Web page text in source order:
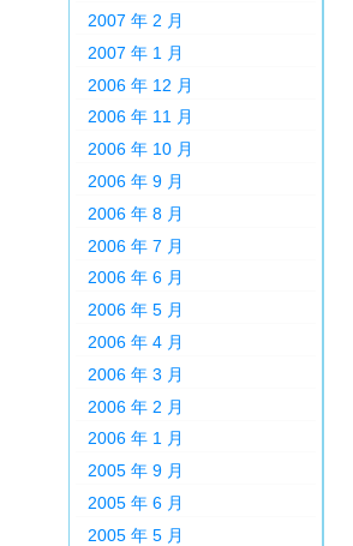
2007 年 2 月
2007 年 1 月
2006 年 12 月
2006 年 11 月
2006 年 10 月
2006 年 9 月
2006 年 8 月
2006 年 7 月
2006 年 6 月
2006 年 5 月
2006 年 4 月
2006 年 3 月
2006 年 2 月
2006 年 1 月
2005 年 9 月
2005 年 6 月
2005 年 5 月